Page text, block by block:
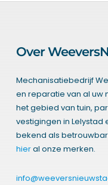
Over
Mechanisatiebedrijf
en reparatie van al
het gebied van tuin,
vestigingen in Lelystad
bekend als
hieral onze merken.